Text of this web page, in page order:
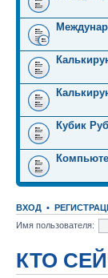
Кубик
ВХОД •
Имя пользователя:
КТО